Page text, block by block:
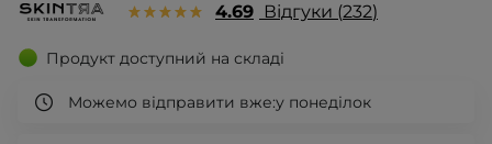
4.69 Відгуки 232
Продукт доступний на складі
Можемо відправити вже:у понеділок